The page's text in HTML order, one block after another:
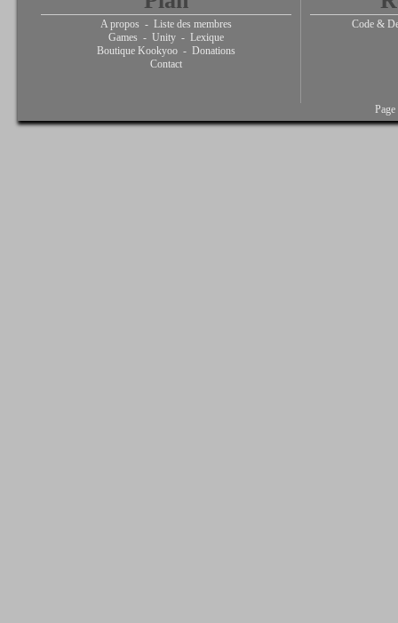
A propos - Liste des membres
Games - Unity - Lexique
Boutique Kookyoo - Donations
Contact
Code &